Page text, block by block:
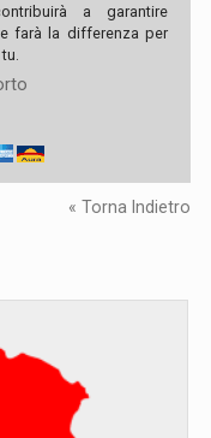
a garantire
farà la differenza per
« Torna Indietro